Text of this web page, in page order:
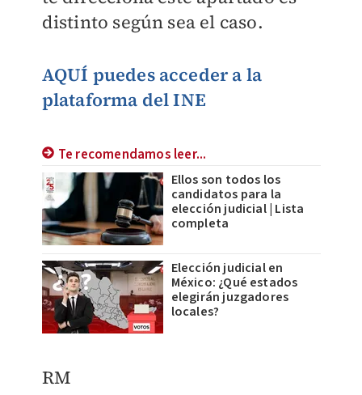
distinto según sea el caso.
AQUÍ puedes acceder a la
plataforma del INE
Te recomendamos leer...
Ellos son todos los
candidatos para la
elección judicial | Lista
completa
Elección judicial en
México: ¿Qué estados
elegirán juzgadores
locales?
RM